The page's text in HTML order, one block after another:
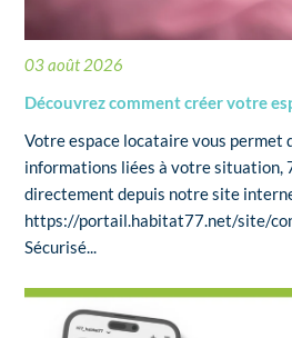
03 août 2026
Découvrez comment créer votre
Votre espace locataire vous permet
informations liées à votre situation,
directement depuis notre site
https://portail.habitat77.net/site/
Sécurisé...